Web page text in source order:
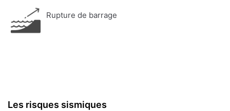
Rupture de barrage
Les risques sismiques